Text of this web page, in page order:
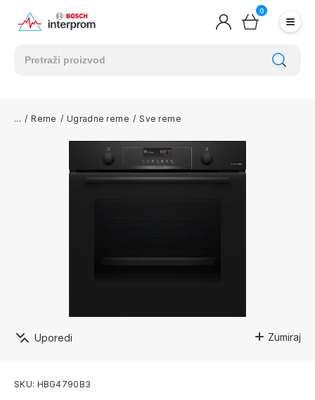
0
Zumiraj
Uporedi
/ Rerne / Ugradne rerne / Sve rerne
SKU: HBG4790B3